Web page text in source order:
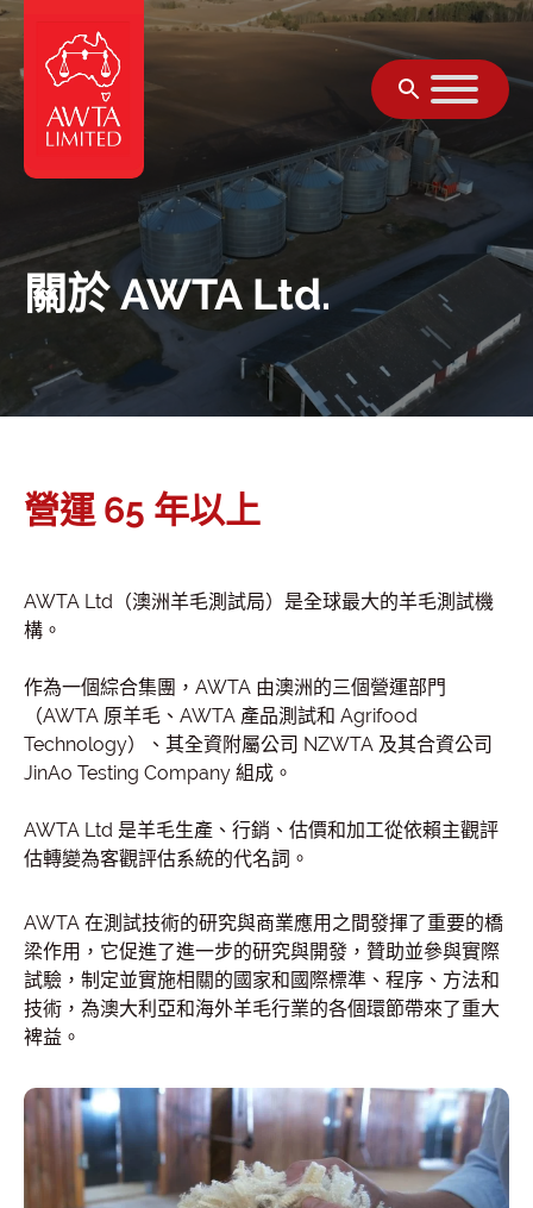
跳至內容
關於 AWTA Ltd.
營運 65 年以上
AWTA Ltd（澳洲羊毛測試局）是全球最大的羊毛測試機
構。
作為一個綜合集團，AWTA 由澳洲的三個營運部門
（AWTA 原羊毛、AWTA 產品測試和 Agrifood
Technology）、其全資附屬公司 NZWTA 及其合資公司
JinAo Testing Company 組成。
AWTA Ltd 是羊毛生產、行銷、估價和加工從依賴主觀評
估轉變為客觀評估系統的代名詞。
AWTA 在測試技術的研究與商業應用之間發揮了重要的橋
梁作用，它促進了進一步的研究與開發，贊助並參與實際
試驗，制定並實施相關的國家和國際標準、程序、方法和
技術，為澳大利亞和海外羊毛行業的各個環節帶來了重大
裨益。